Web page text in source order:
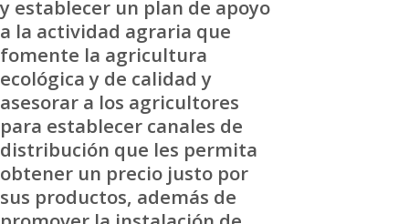
y establecer un plan de apoyo
a la actividad agraria que
fomente la agricultura
ecológica y de calidad y
asesorar a los agricultores
para establecer canales de
distribución que les permita
obtener un precio justo por
sus productos, además de